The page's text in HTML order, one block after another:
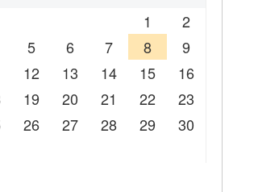
1
2
5 6 7 8
9
12 13 14 15
16
19 20 21 22
23
26 27 28 29
30